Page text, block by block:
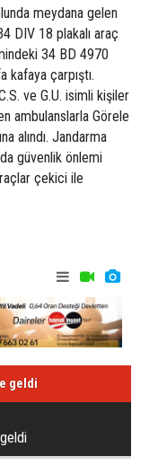
meydana gelen
DIV 18 plakalı araç
34 BD 4970
kafaya çarpıştı.
ve G.U. isimli kişiler
ambulanslarla Görele
alındı. Jandarma
güvenlik önlemi
çekici ile
geldi